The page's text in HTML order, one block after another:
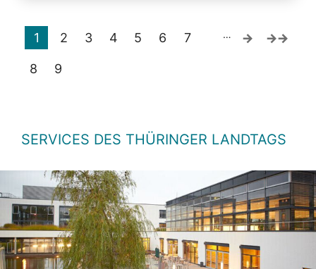
1 2 3 4 5 6 7
8 9
…
SERVICES DES THÜRINGER LANDTAGS